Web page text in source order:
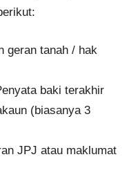
geran tanah / hak
baki terakhir
(biasanya 3
JPJ atau maklumat